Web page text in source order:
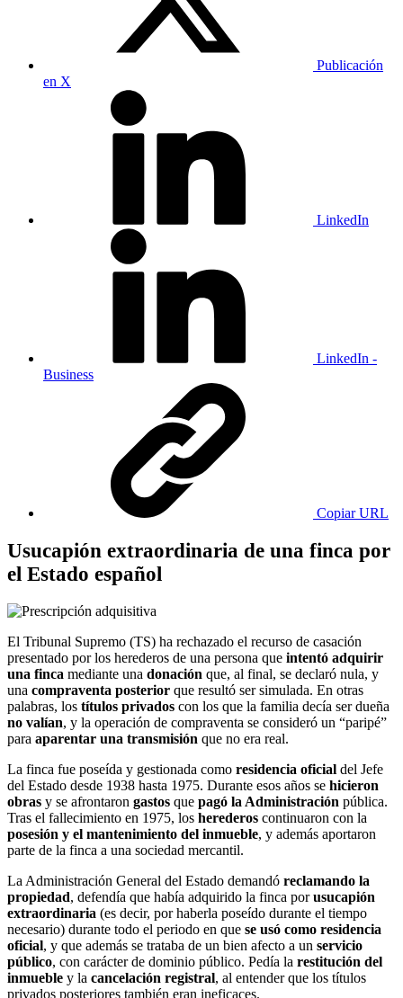
Publicación
en X
LinkedIn
LinkedIn -
Business
Copiar URL
Usucapión extraordinaria de una finca por
el Estado español
El Tribunal Supremo (TS) ha rechazado el recurso de casación
presentado por los herederos de una persona que intentó adquirir
una finca mediante una donación que, al final, se declaró nula, y
una compraventa posterior que resultó ser simulada. En otras
palabras, los títulos privados con los que la familia decía ser dueña
no valían, y la operación de compraventa se consideró un “paripé”
para aparentar una transmisión que no era real.
La finca fue poseída y gestionada como residencia oficial del Jefe
del Estado desde 1938 hasta 1975. Durante esos años se hicieron
obras y se afrontaron gastos que pagó la Administración pública.
Tras el fallecimiento en 1975, los herederos continuaron con la
posesión y el mantenimiento del inmueble, y además aportaron
parte de la finca a una sociedad mercantil.
La Administración General del Estado demandó reclamando la
propiedad, defendía que había adquirido la finca porusucapión
extraordinaria (es decir, por haberla poseído durante el tiempo
necesario) durante todo el periodo en que se usó como residencia
oficial, y que además se trataba de un bien afecto a un servicio
público, con carácter de dominio público. Pedía la restitución del
inmueble y la cancelación registral, al entender que los títulos
privados posteriores también eran ineficaces.